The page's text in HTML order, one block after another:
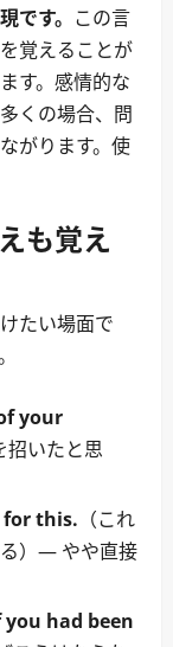
です。 この言
覚えることが
す。感情的な
くの場合、問
がります。使
も覚え
たい場面で
your
招いたと思
for this. （これ
）― やや直接
had been